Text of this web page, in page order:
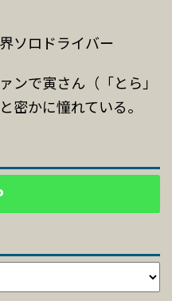
ソロドライバー
ンで寅さん（「とら」
密かに憧れている。